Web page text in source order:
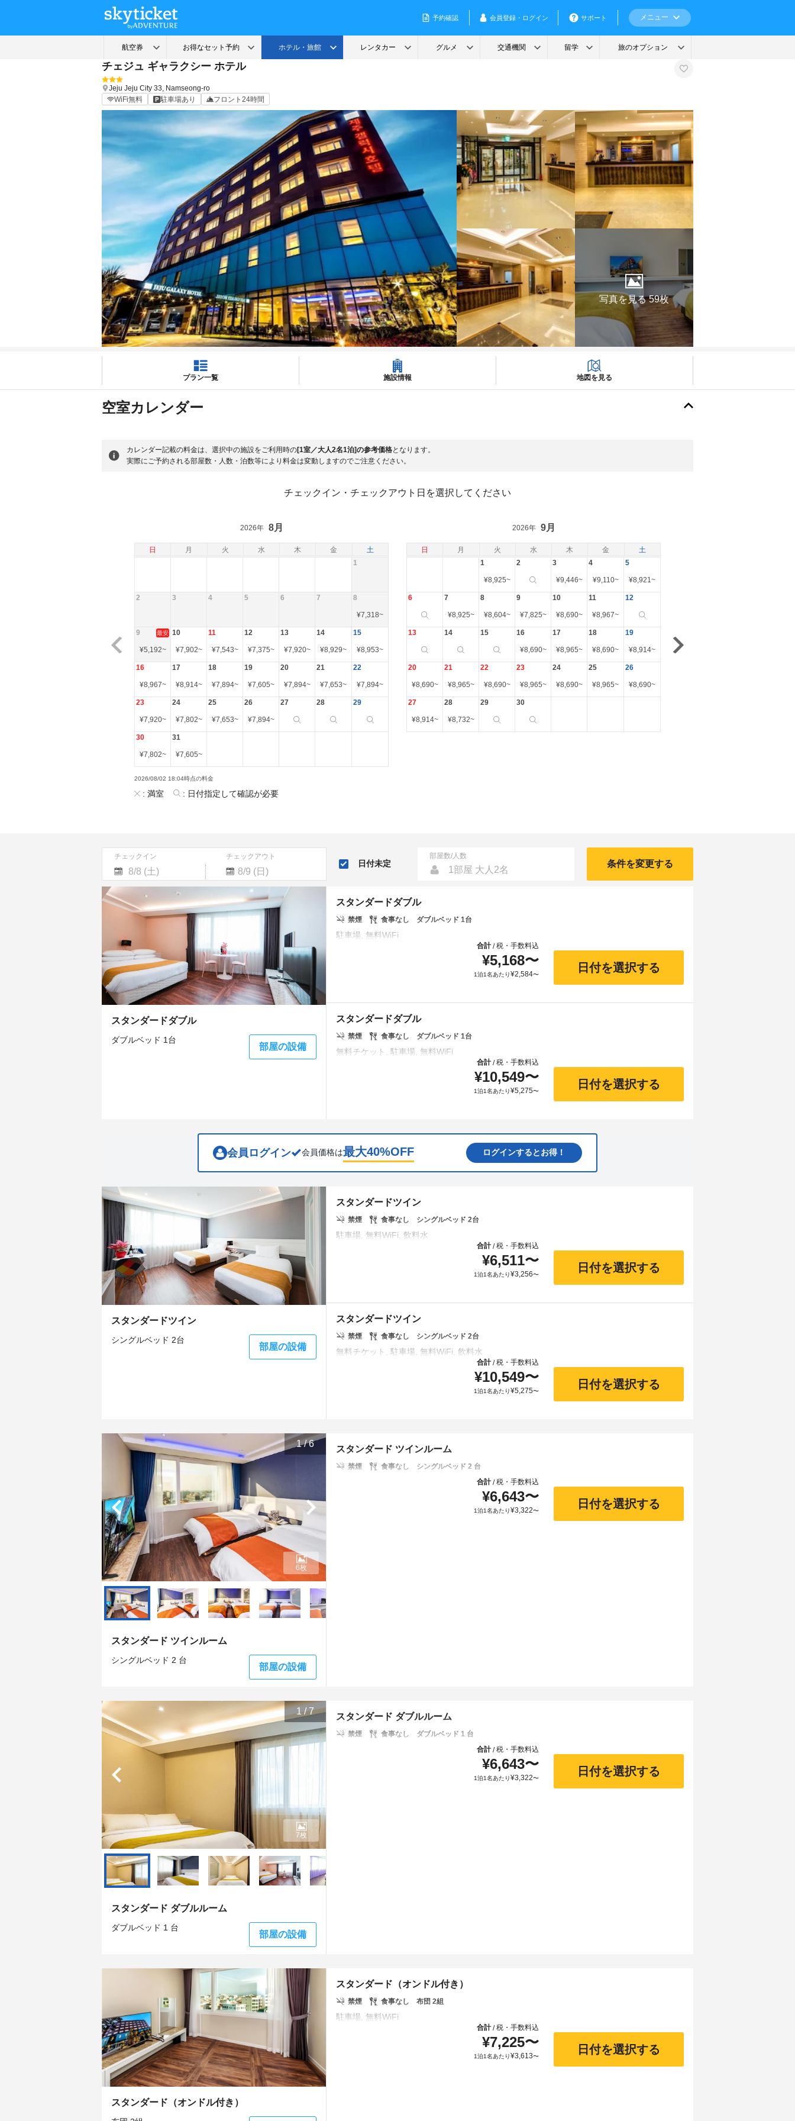
チェジュ ギャラクシー ホテル
Jeju Jeju City 33, Namseong-ro
WiFi無料
駐車場あり フロント24時間
写真を見る 59枚
プラン一覧 施設情報 地図を見る
空室カレンダー
カレンダー記載の料金は、選択中の施設をご利用時の[1室／大人2名1泊]の参考価格となります。
実際にご予約される部屋数・人数・泊数等により料金は変動しますのでご注意ください。
チェックイン・チェックアウト日を選択してください
日 月 火 水 木 金 土 日 月 火 水 木 金 土
2026年 8月
1
2 3 4 5 6 7 8
¥7,318~
9 最安
¥5,192~
10
¥7,902~
11
¥7,543~
12
¥7,375~
13
¥7,920~
14
¥8,929~
15
¥8,953~
16
¥8,967~
17
¥8,914~
18
¥7,894~
19
¥7,605~
20
¥7,894~
21
¥7,653~
22
¥7,894~
23
¥7,920~
24
¥7,802~
25
¥7,653~
26
¥7,894~
27 28 29
30
¥7,802~
31
¥7,605~
2026年 9月
1
¥8,925~
2 3
¥9,446~
4
¥9,110~
5
¥8,921~
6 7
¥8,925~
8
¥8,604~
9
¥7,825~
10
¥8,690~
11
¥8,967~
12
13 14 15 16
¥8,690~
17
¥8,965~
18
¥8,690~
19
¥8,914~
20
¥8,690~
21
¥8,965~
22
¥8,690~
23
¥8,965~
24
¥8,690~
25
¥8,965~
26
¥8,690~
27
¥8,914~
28
¥8,732~
29 30
2026/08/02 18:04時点の料金
: 満室 : 日付指定して確認が必要
チェックイン チェックアウト
Navigate
forward
to
interact
the
calendar
and
select
a
date.
Press
question
key
Navigate
backward
to
interact
calendar
and
select
a
date.
Press
日付未定
部屋数/人数
1部屋 大人2名
条件を変更する
スタンダードダブル
ダブルベッド 1台
部屋の設備
スタンダードダブル
禁煙 食事なし ダブルベッド 1台
合計/税・手数料込
¥5,168〜
1泊1名あたり¥2,584〜
日付を選択する
スタンダードダブル
禁煙 食事なし ダブルベッド 1台
合計/税・手数料込
¥10,549〜
1泊1名あたり¥5,275〜
日付を選択する
会員ログイン 会員価格は最大40%OFF ログインするとお得！
スタンダードツイン
シングルベッド 2台
部屋の設備
スタンダードツイン
禁煙 食事なし シングルベッド 2台
合計/税・手数料込
¥6,511〜
1泊1名あたり¥3,256〜
日付を選択する
スタンダードツイン
禁煙 食事なし シングルベッド 2台
合計/税・手数料込
¥10,549〜
1泊1名あたり¥5,275〜
日付を選択する
1/6
スタンダード ツインルーム
シングルベッド 2 台
部屋の設備
6枚
スタンダード ツインルーム
禁煙 食事なし
シングルベッド 2 台
合計/税・手数料込
¥6,643〜
1泊1名あたり¥3,322〜
日付を選択する
1/7
スタンダード ダブルルーム
ダブルベッド 1 台
部屋の設備
7枚
スタンダード ダブルルーム
禁煙 食事なし
ダブルベッド 1 台
合計/税・手数料込
¥6,643〜
1泊1名あたり¥3,322〜
日付を選択する
スタンダード（オンドル付き）
スタンダード（オンドル付き）
禁煙 食事なし 布団 2組
合計/税・手数料込
¥7,225〜
1泊1名あたり¥3,613〜
日付を選択する